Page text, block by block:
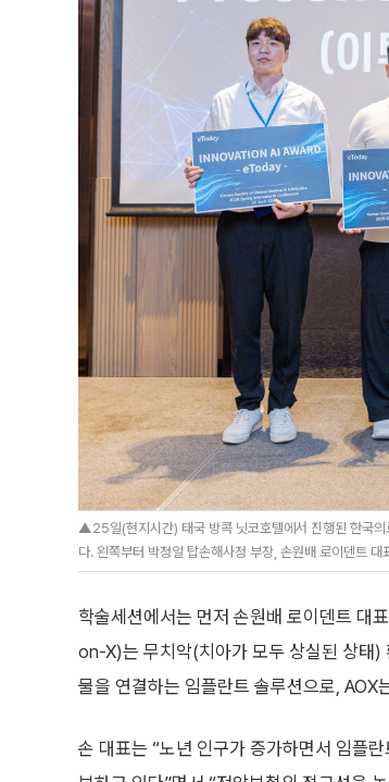
▲25일(현지시간) 태국 방콕 닛코호텔에서 진행된 한국
다. 왼쪽부터 박정일 탑손해사정 부장, 손원배 로이덴트
학술세션에서는 먼저 손원배 로이덴트 대
on-X)는 무치악(치아가 모두 상실된 상태
물을 연결하는 임플란트 솔루션으로, AOX
손 대표는 “노년 인구가 증가하면서 임플